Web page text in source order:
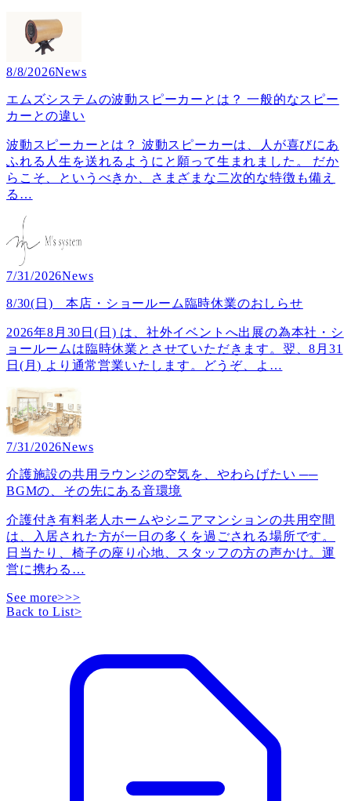
8/8/2026News
エムズシステムの波動スピーカーとは？ 一般的なスピー
カーとの違い
波動スピーカーとは？ 波動スピーカーは、人が喜びにあ
ふれる人生を送れるようにと願って生まれました。 だか
らこそ、というべきか、さまざまな二次的な特徴も備え
る …
7/31/2026News
8/30(日) 本店・ショールーム臨時休業のおしらせ
2026年8月30日(日) は、社外イベントへ出展の為本社・シ
ョールームは臨時休業とさせていただきます。翌、8月31
日(月) より通常営業いたします。どうぞ、よ …
7/31/2026News
介護施設の共用ラウンジの空気を、やわらげたい ──
BGMの、その先にある音環境
介護付き有料老人ホームやシニアマンションの共用空間
は、入居された方が一日の多くを過ごされる場所です。
日当たり、椅子の座り心地、スタッフの方の声かけ。運
営に携わる …
See more>>>
Back to List>